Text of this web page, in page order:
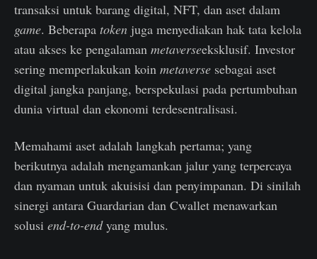
transaksi untuk barang digital, NFT, dan aset dalam
game. Beberapa token juga menyediakan hak tata kelola
atau akses ke pengalaman metaverseeksklusif. Investor
sering memperlakukan koin metaverse sebagai aset
digital jangka panjang, berspekulasi pada pertumbuhan
dunia virtual dan ekonomi terdesentralisasi.
Memahami aset adalah langkah pertama; yang
berikutnya adalah mengamankan jalur yang terpercaya
dan nyaman untuk akuisisi dan penyimpanan. Di sinilah
sinergi antara Guardarian dan Cwallet menawarkan
solusi end-to-endyang mulus.